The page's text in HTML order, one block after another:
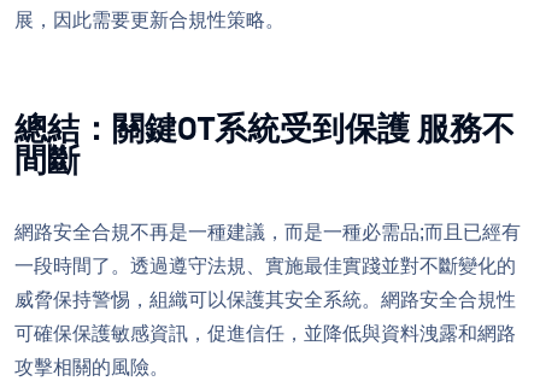
展，因此需要更新合規性策略。
總結：關鍵OT系統受到保護 服務不
間斷
網路安全合規不再是一種建議，而是一種必需品;而且已經有
一段時間了。透過遵守法規、實施最佳實踐並對不斷變化的
威脅保持警惕，組織可以保護其安全系統。網路安全合規性
可確保保護敏感資訊，促進信任，並降低與資料洩露和網路
攻擊相關的風險。